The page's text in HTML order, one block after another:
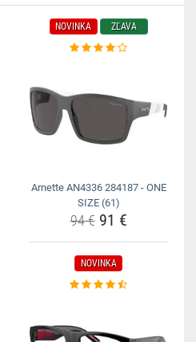
NOVINKA ZĽAVA
Arnette AN4336 284187 - ONE
SIZE (61)
94 €91 €
NOVINKA